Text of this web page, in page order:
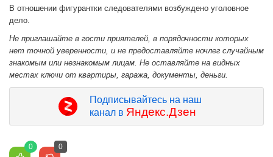
В отношении фигурантки следователями возбуждено уголовное
дело.
Не приглашайте в гости приятелей, в порядочности которых
нет точной уверенности, и не предоставляйте ночлег случайным
знакомым или незнакомым лицам. Не оставляйте на видных
местах ключи от квартиры, гаража, документы, деньги.
Подписывайтесь на наш
канал в Яндекс.Дзен
0 0